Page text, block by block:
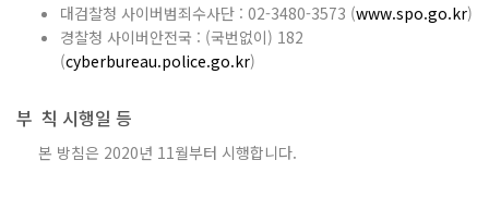
대검찰청 사이버범죄수사단 : 02-3480-3573 (www.spo.go.kr)
경찰청 사이버안전국 : (국번없이) 182
(cyberbureau.police.go.kr)
부 칙 시행일 등
본 방침은 2020년 11월부터 시행합니다.